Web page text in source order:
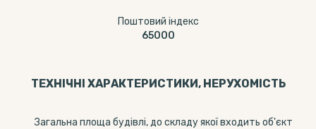
Поштовий індекс
65000
ТЕХНІЧНІ ХАРАКТЕРИСТИКИ, НЕРУХОМІСТЬ
Загальна площа будівлі, до складу якої входить об'єкт